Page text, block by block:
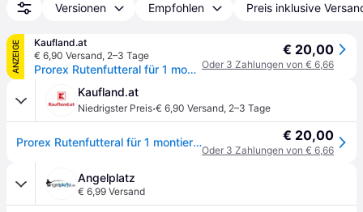
Versionen Empfohlen Preis inklusive
ANZEIGE
Kaufland.at
€ 6,90 Versand, 2–3 Tage
Prorex Rutenfutteral für 1 montierte Rute
€ 20,00
Oder 3 Zahlungen von € 6,66
Kaufland.at
Niedrigster Preis·€ 6,90 Versand, 2–3 Tage
Prorex Rutenfutteral für 1 montierte Rute € 20,00
Oder 3 Zahlungen von € 6,66
Angelplatz
€ 6,99 Versand